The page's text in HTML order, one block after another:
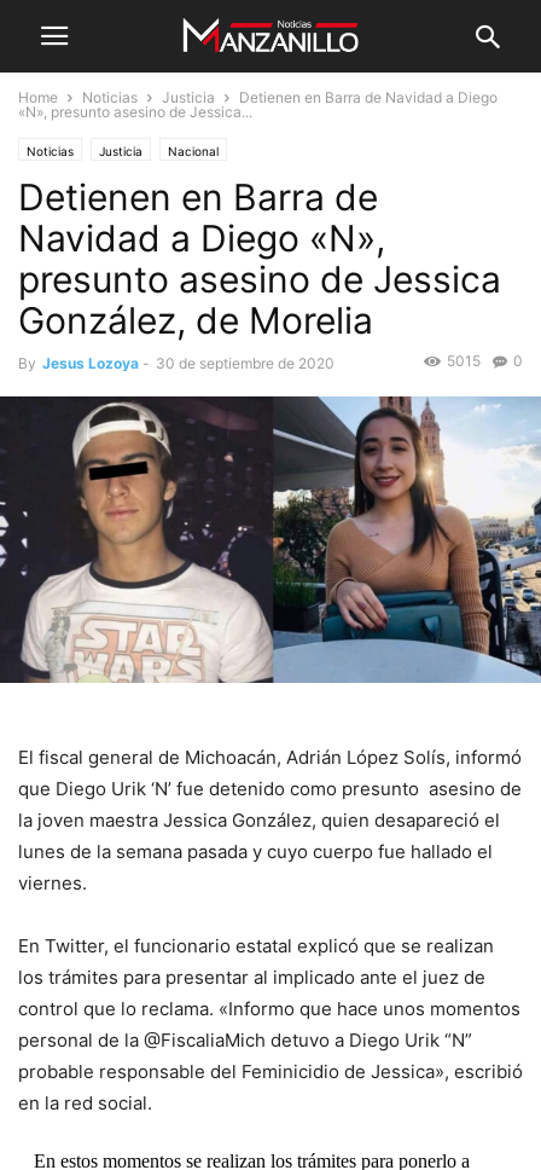
Home Noticias Justicia
Detienen en Barra de Navidad a Diego
«N», presunto asesino de Jessica...
Noticias Justicia Nacional
Detienen en Barra de
Navidad a Diego «N»,
presunto asesino de Jessica
González, de Morelia
By Jesus Lozoya - 30 de septiembre de 2020 0
5015
El fiscal general de Michoacán, Adrián López Solís, informó
que Diego Urik ‘N’ fue detenido como presunto asesino de
la joven maestra Jessica González, quien desapareció el
lunes de la semana pasada y cuyo cuerpo fue hallado el
viernes.
En Twitter, el funcionario estatal explicó que se realizan
los trámites para presentar al implicado ante el juez de
control que lo reclama. «Informo que hace unos momentos
personal de la @FiscaliaMich detuvo a Diego Urik “N”
probable responsable del Feminicidio de Jessica», escribió
en la red social.
En estos momentos se realizan los trámites para ponerlo a